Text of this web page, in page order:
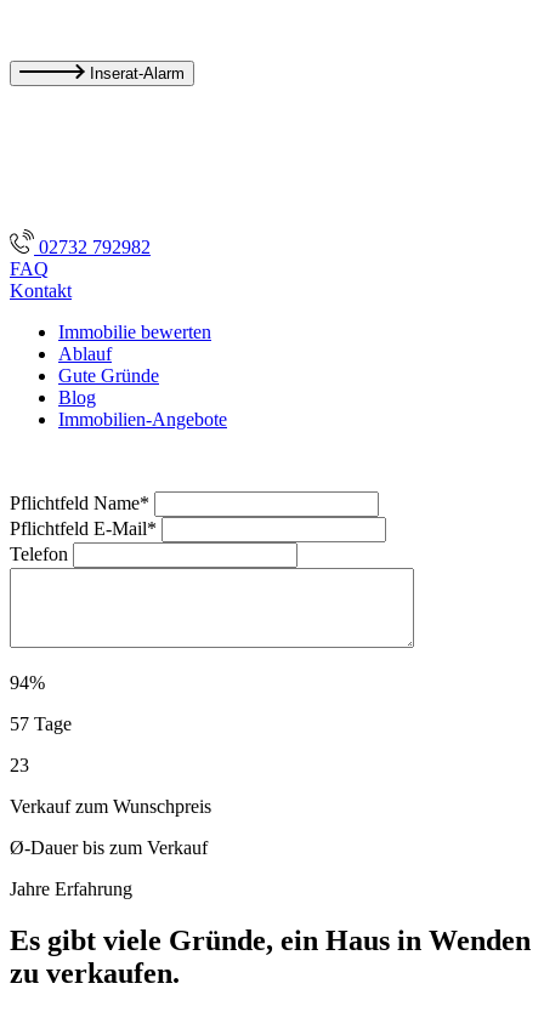
Inserat-Alarm
02732 792982
FAQ
Kontakt
Immobilie bewerten
Ablauf
Gute Gründe
Blog
Immobilien-Angebote
Pflichtfeld Name*
Pflichtfeld E-Mail*
Telefon
94%
57 Tage
23
Verkauf zum Wunschpreis
Ø-Dauer bis zum Verkauf
Jahre Erfahrung
Es gibt viele Gründe, ein Haus in Wenden
zu verkaufen.